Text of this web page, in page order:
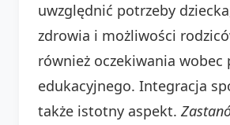
uwzględnić potrzeby
zdrowia i możliwości
również oczekiwania wobec
edukacyjnego. Integracja
także istotny aspekt.